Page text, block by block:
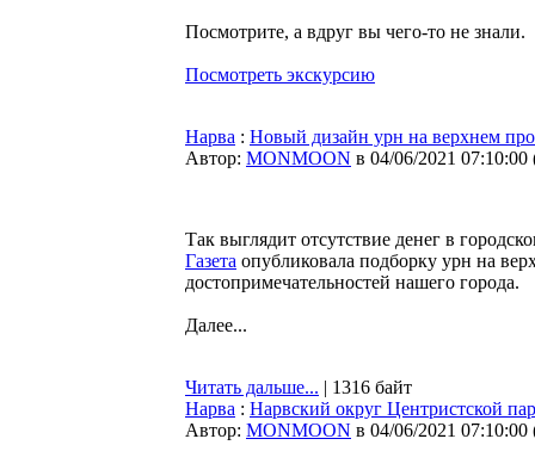
Посмотрите, а вдруг вы чего-то не знали.
Посмотреть экскурсию
Нарва : Новый дизайн урн на верхнем
Автор: MONMOON в 04/06/2021 07:10:00
Так выглядит отсутствие денег в
Газета опубликовала подборку урн на
достопримечательностей нашего города.
Далее...
Читать дальше... | 1316 байт
Нарва : Нарвский округ Центристской
Автор: MONMOON в 04/06/2021 07:10:00